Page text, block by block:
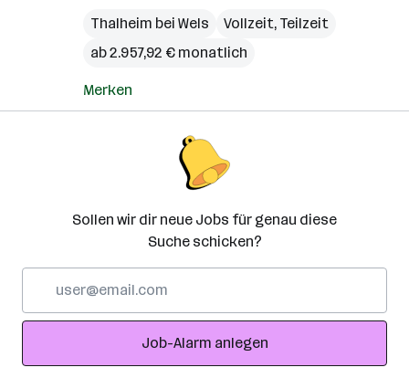
Thalheim bei Wels
Vollzeit, Teilzeit
ab 2.957,92 € monatlich
Merken
Sollen wir dir neue Jobs für genau diese
Suche schicken?
Adresse
Job-Alarm anlegen